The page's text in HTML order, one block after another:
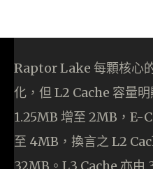
Raptor Lake 每顆核心
化，但 L2 Cache 容量
1.25MB 增至 2MB，E-
至 4MB，換言之 L2
32MB。L3 Cache 亦由